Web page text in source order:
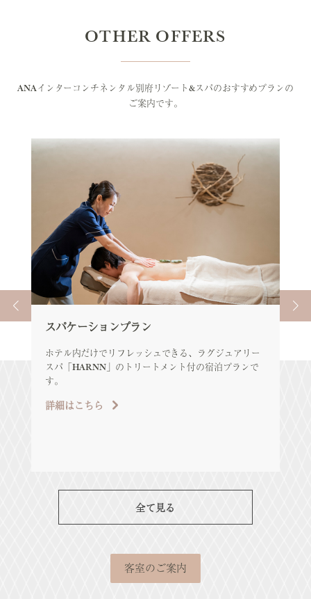
OTHER OFFERS
ANAインターコンチネンタル別府リゾート&スパのおすすめプランの
ご案内です。
スパケーションプラン
ホテル内だけでリフレッシュできる、ラグジュアリー
スパ「HARNN」のトリートメント付の宿泊プランで
す。
詳細はこちら
エ
全て見る
客室のご案内